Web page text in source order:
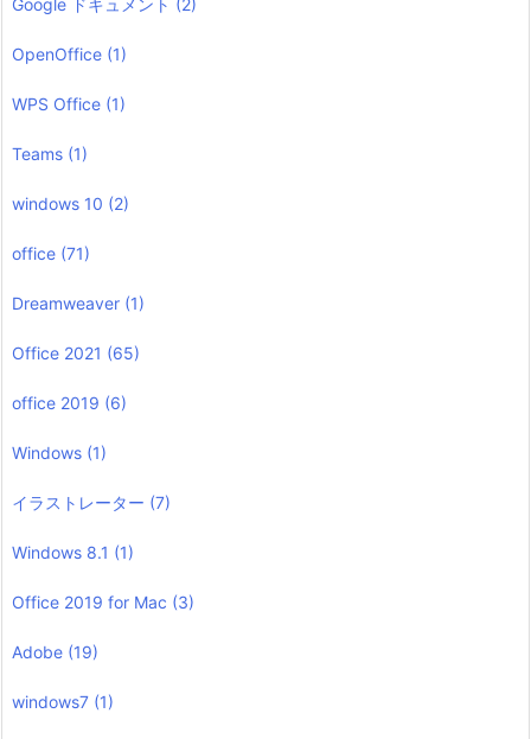
OpenOffice (1)
WPS Office (1)
Teams (1)
windows 10 (2)
office (71)
Dreamweaver (1)
Office 2021 (65)
office 2019 (6)
Windows (1)
イラストレーター (7)
Windows 8.1 (1)
Office 2019 for Mac (3)
Adobe (19)
windows7 (1)